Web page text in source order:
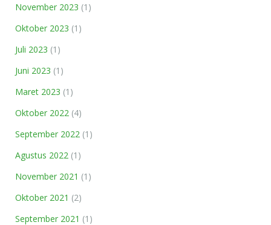
November 2023 (1)
Oktober 2023 (1)
Juli 2023 (1)
Juni 2023 (1)
Maret 2023 (1)
Oktober 2022 (4)
September 2022 (1)
Agustus 2022 (1)
November 2021 (1)
Oktober 2021 (2)
September 2021 (1)